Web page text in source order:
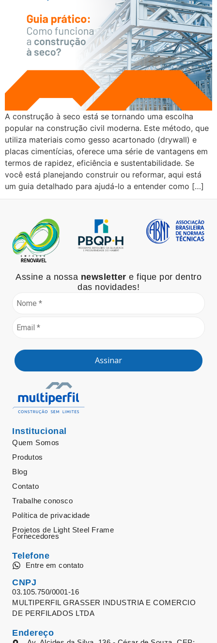
A construção à seco está se tornando uma escolha
popular na construção civil moderna. Este método, que
utiliza materiais como gesso acartonado (drywall) e
placas cimentícias, oferece uma série de vantagens em
termos de rapidez, eficiência e sustentabilidade. Se
você está planejando construir ou reformar, aqui está
um guia detalhado para ajudá-lo a entender como […]
Assine a nossa newsletter e fique por dentro
das novidades!
Assinar
Institucional
Quem Somos
Produtos
Blog
Contato
Trabalhe conosco
Política de privacidade
Projetos de Light Steel Frame
Fornecedores
Telefone
Entre em contato
CNPJ
03.105.750/0001-16
MULTIPERFIL GRASSER INDUSTRIA E COMERCIO
DE PERFILADOS LTDA
Endereço